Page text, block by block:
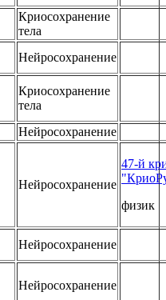
Криосохранение
тела
Нейросохранение
Криосохранение
тела
Нейросохранение
Нейросохранение
47-й
физик
Нейросохранение
Нейросохранение